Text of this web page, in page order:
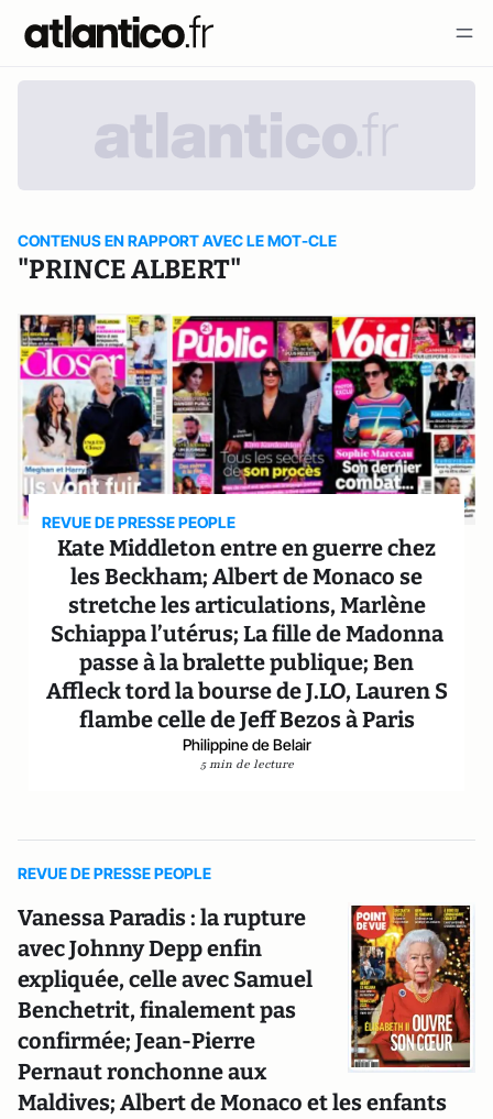
CONTENUS EN RAPPORT AVEC LE MOT-CLE
"PRINCE ALBERT"
REVUE DE PRESSE PEOPLE
Kate Middleton entre en guerre chez
les Beckham; Albert de Monaco se
stretche les articulations, Marlène
Schiappa l’utérus; La fille de Madonna
passe à la bralette publique; Ben
Affleck tord la bourse de J.LO, Lauren S
flambe celle de Jeff Bezos à Paris
Philippine de Belair
5 min de lecture
REVUE DE PRESSE PEOPLE
Vanessa Paradis : la rupture
avec Johnny Depp enfin
expliquée, celle avec Samuel
Benchetrit, finalement pas
confirmée; Jean-Pierre
Pernaut ronchonne aux
Maldives; Albert de Monaco et les enfants